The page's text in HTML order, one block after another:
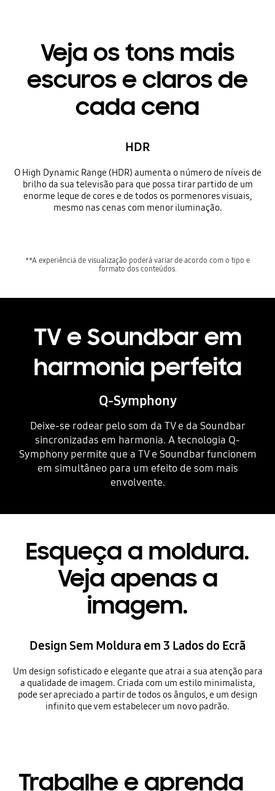
Veja os tons mais
escuros e claros de
cada cena
HDR
O High Dynamic Range (HDR) aumenta o número de níveis de
brilho da sua televisão para que possa tirar partido de um
enorme leque de cores e de todos os pormenores visuais,
mesmo nas cenas com menor iluminação.
**A experiência de visualização poderá variar de acordo com o tipo e
formato dos conteúdos.
TV e Soundbar em
harmonia perfeita
Q-Symphony
Deixe-se rodear pelo som da TV e da Soundbar
sincronizadas em harmonia. A tecnologia Q-
Symphony permite que a TV e Soundbar funcionem
em simultâneo para um efeito de som mais
envolvente.
Esqueça a moldura.
Veja apenas a
imagem.
Design Sem Moldura em 3 Lados do Ecrã
Um design sofisticado e elegante que atrai a sua atenção para
a qualidade de imagem. Criada com um estilo minimalista,
pode ser apreciado a partir de todos os ângulos, e um design
infinito que vem estabelecer um novo padrão.
Trabalhe e aprenda